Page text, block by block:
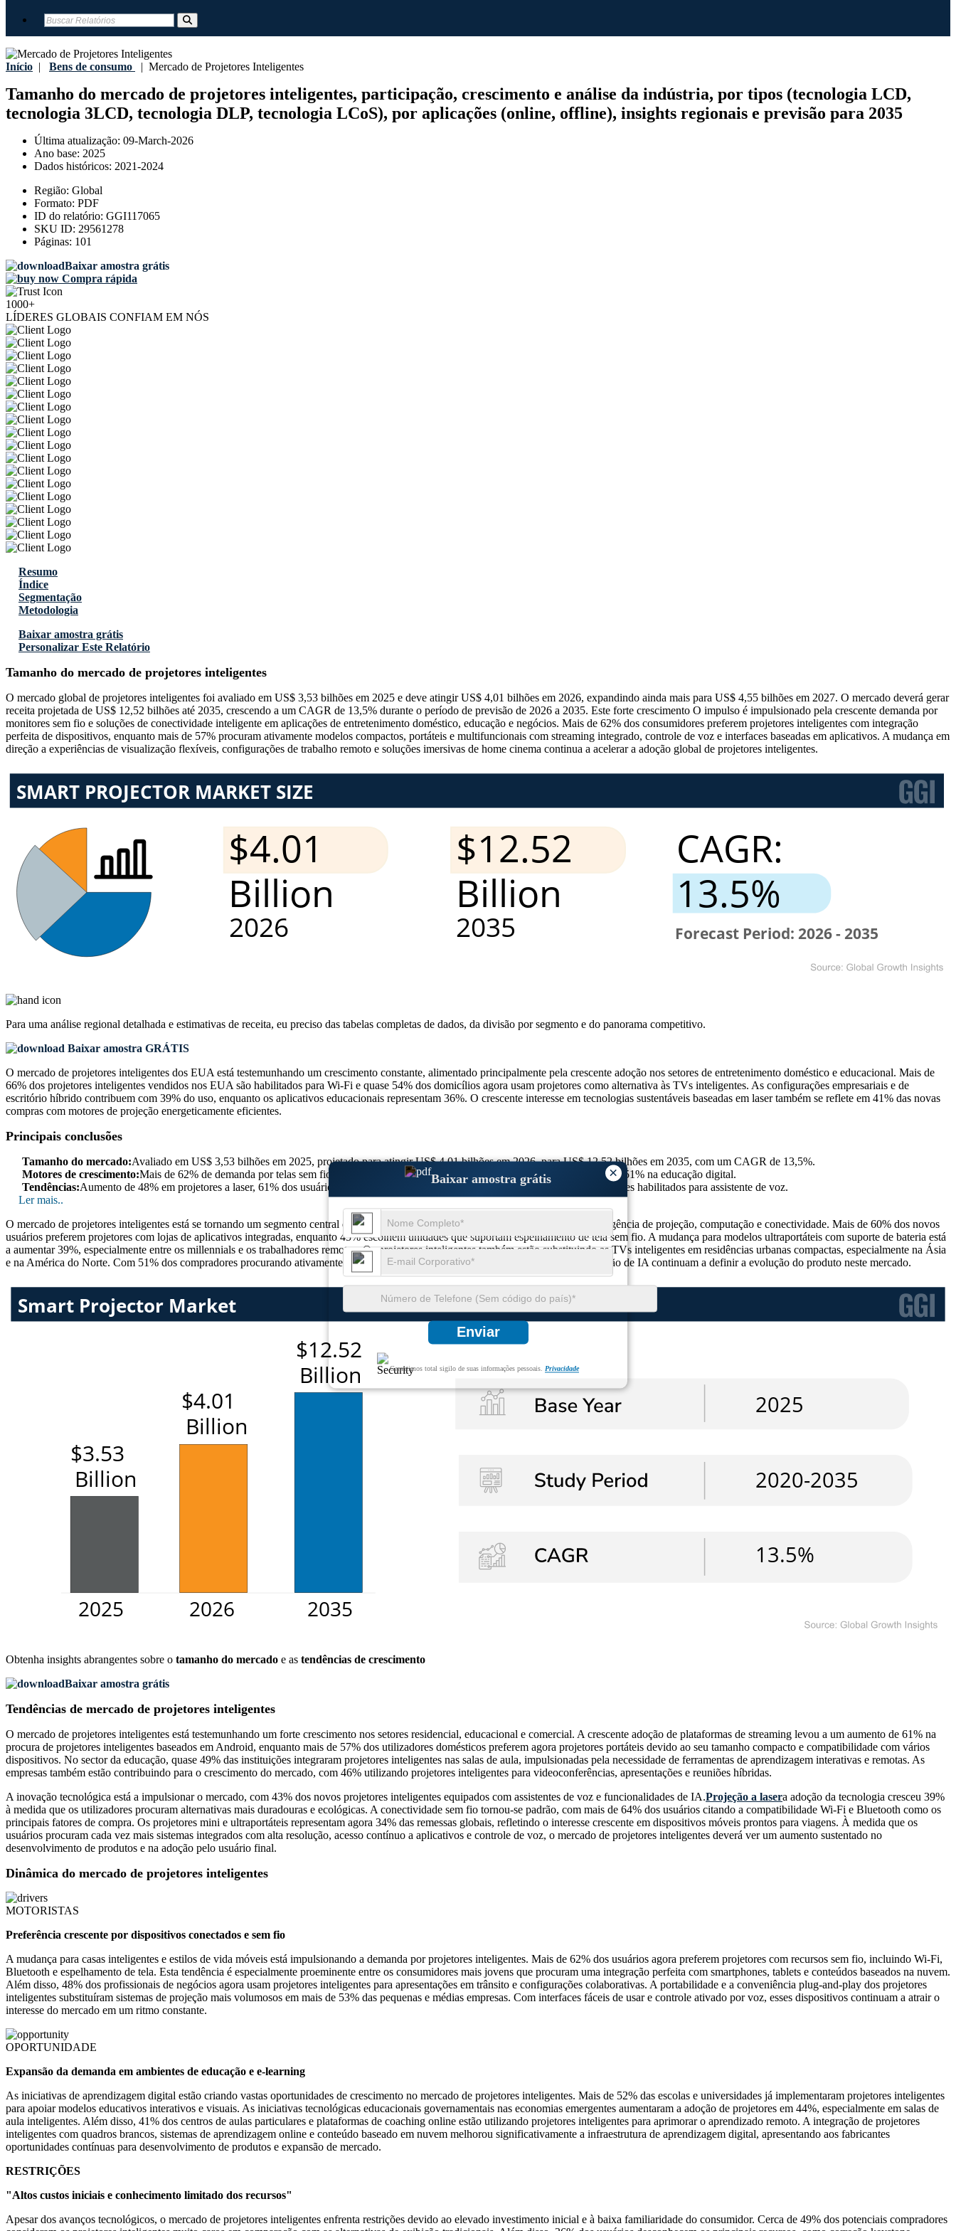
Início | Bens de consumo | Mercado de Projetores Inteligentes
Tamanho do mercado de projetores inteligentes, participação, crescimento e análise da indústria, por tipos (tecnologia LCD,
tecnologia 3LCD, tecnologia DLP, tecnologia LCoS), por aplicações (online, offline), insights regionais e previsão para 2035
Última atualização: 09-March-2026
Ano base: 2025
Dados históricos: 2021-2024
Região: Global
Formato: PDF
ID do relatório: GGI117065
SKU ID: 29561278
Páginas: 101
Baixar amostra grátis
Compra rápida
1000+
LÍDERES GLOBAIS CONFIAM EM NÓS
×
Baixar amostra grátis
Enviar
Garantimos total sigilo de suas informações pessoais. Privacidade
Resumo
Índice
Segmentação
Metodologia
Baixar amostra grátis
Personalizar Este Relatório
Tamanho do mercado de projetores inteligentes
O mercado global de projetores inteligentes foi avaliado em US$ 3,53 bilhões em 2025 e deve atingir US$ 4,01 bilhões em 2026, expandindo ainda mais para US$ 4,55 bilhões em 2027. O mercado deverá gerar
receita projetada de US$ 12,52 bilhões até 2035, crescendo a um CAGR de 13,5% durante o período de previsão de 2026 a 2035. Este forte crescimento O impulso é impulsionado pela crescente demanda por
monitores sem fio e soluções de conectividade inteligente em aplicações de entretenimento doméstico, educação e negócios. Mais de 62% dos consumidores preferem projetores inteligentes com integração
perfeita de dispositivos, enquanto mais de 57% procuram ativamente modelos compactos, portáteis e multifuncionais com streaming integrado, controle de voz e interfaces baseadas em aplicativos. A mudança em
direção a experiências de visualização flexíveis, configurações de trabalho remoto e soluções imersivas de home cinema continua a acelerar a adoção global de projetores inteligentes.
Para uma análise regional detalhada e estimativas de receita, eu preciso das tabelas completas de dados, da divisão por segmento e do panorama competitivo.
Baixar amostra GRÁTIS
O mercado de projetores inteligentes dos EUA está testemunhando um crescimento constante, alimentado principalmente pela crescente adoção nos setores de entretenimento doméstico e educacional. Mais de
66% dos projetores inteligentes vendidos nos EUA são habilitados para Wi-Fi e quase 54% dos domicílios agora usam projetores como alternativa às TVs inteligentes. As configurações empresariais e de
escritório híbrido contribuem com 39% do uso, enquanto os aplicativos educacionais representam 36%. O crescente interesse em tecnologias sustentáveis ​​baseadas em laser também se reflete em 41% das novas
compras com motores de projeção energeticamente eficientes.
Principais conclusões
Tamanho do mercado:Avaliado em US$ 3,53 bilhões em 2025, projetado para atingir US$ 4,01 bilhões em 2026, para US$ 12,52 bilhões em 2035, com um CAGR de 13,5%.
Motores de crescimento:Mais de 62% de demanda por telas sem fio, aumento de 57% no uso de dispositivos portáteis e expansão de 51% na educação digital.
Tendências:Aumento de 48% em projetores a laser, 61% dos usuários exigem modelos baseados em Android, 33% adoção de projetores habilitados para assistente de voz.
Ler mais..
O mercado de projetores inteligentes está se tornando um segmento central da indústria global de exibição visual, com crescente convergência de projeção, computação e conectividade. Mais de 60% dos novos
usuários preferem projetores com lojas de aplicativos integradas, enquanto 45% escolhem unidades que suportam espelhamento de tela sem fio. A mudança para modelos ultraportáteis com suporte de bateria está
a aumentar 39%, especialmente entre os millennials e os trabalhadores remotos. Os projetores inteligentes também estão substituindo as TVs inteligentes em residências urbanas compactas, especialmente na Ásia
e na América do Norte. Com 51% dos compradores procurando ativamente projetores com menos de 1kg, a miniaturização e a integração de IA continuam a definir a evolução do produto neste mercado.
Obtenha insights abrangentes sobre o tamanho do mercado e as tendências de crescimento
Baixar amostra grátis
Tendências de mercado de projetores inteligentes
O mercado de projetores inteligentes está testemunhando um forte crescimento nos setores residencial, educacional e comercial. A crescente adoção de plataformas de streaming levou a um aumento de 61% na
procura de projetores inteligentes baseados em Android, enquanto mais de 57% dos utilizadores domésticos preferem agora projetores portáteis devido ao seu tamanho compacto e compatibilidade com vários
dispositivos. No sector da educação, quase 49% das instituições integraram projetores inteligentes nas salas de aula, impulsionadas pela necessidade de ferramentas de aprendizagem interativas e remotas. As
empresas também estão contribuindo para o crescimento do mercado, com 46% utilizando projetores inteligentes para videoconferências, apresentações e reuniões híbridas.
A inovação tecnológica está a impulsionar o mercado, com 43% dos novos projetores inteligentes equipados com assistentes de voz e funcionalidades de IA.Projeção a lasera adoção da tecnologia cresceu 39%
à medida que os utilizadores procuram alternativas mais duradouras e ecológicas. A conectividade sem fio tornou-se padrão, com mais de 64% dos usuários citando a compatibilidade Wi-Fi e Bluetooth como os
principais fatores de compra. Os projetores mini e ultraportáteis representam agora 34% das remessas globais, refletindo o interesse crescente em dispositivos móveis prontos para viagens. À medida que os
usuários procuram cada vez mais sistemas integrados com alta resolução, acesso contínuo a aplicativos e controle de voz, o mercado de projetores inteligentes deverá ver um aumento sustentado no
desenvolvimento de produtos e na adoção pelo usuário final.
Dinâmica do mercado de projetores inteligentes
MOTORISTAS
Preferência crescente por dispositivos conectados e sem fio
A mudança para casas inteligentes e estilos de vida móveis está impulsionando a demanda por projetores inteligentes. Mais de 62% dos usuários agora preferem projetores com recursos sem fio, incluindo Wi-Fi,
Bluetooth e espelhamento de tela. Esta tendência é especialmente proeminente entre os consumidores mais jovens que procuram uma integração perfeita com smartphones, tablets e conteúdos baseados na nuvem.
Além disso, 48% dos profissionais de negócios agora usam projetores inteligentes para apresentações em trânsito e configurações colaborativas. A portabilidade e a conveniência plug-and-play dos projetores
inteligentes substituíram sistemas de projeção mais volumosos em mais de 53% das pequenas e médias empresas. Com interfaces fáceis de usar e controle ativado por voz, esses dispositivos continuam a atrair o
interesse do mercado em um ritmo constante.
OPORTUNIDADE
Expansão da demanda em ambientes de educação e e-learning
As iniciativas de aprendizagem digital estão criando vastas oportunidades de crescimento no mercado de projetores inteligentes. Mais de 52% das escolas e universidades já implementaram projetores inteligentes
para apoiar modelos educativos interativos e visuais. As iniciativas tecnológicas educacionais governamentais nas economias emergentes aumentaram a adoção de projetores em 44%, especialmente em salas de
aula inteligentes. Além disso, 41% dos centros de aulas particulares e plataformas de coaching online estão utilizando projetores inteligentes para aprimorar o aprendizado remoto. A integração de projetores
inteligentes com quadros brancos, sistemas de aprendizagem online e conteúdo baseado em nuvem melhorou significativamente a infraestrutura de aprendizagem digital, apresentando aos fabricantes
oportunidades contínuas para desenvolvimento de produtos e expansão de mercado.
RESTRIÇÕES
"Altos custos iniciais e conhecimento limitado dos recursos"
Apesar dos avanços tecnológicos, o mercado de projetores inteligentes enfrenta restrições devido ao elevado investimento inicial e à baixa familiaridade do consumidor. Cerca de 49% dos potenciais compradores